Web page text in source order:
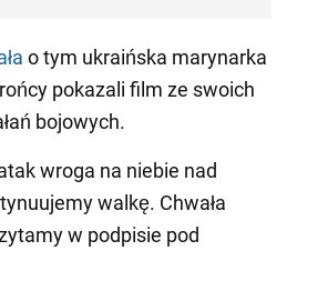
o tym ukraińska marynarka
pokazali film ze swoich
bojowych.
wroga na niebie nad
walkę. Chwała
w podpisie pod